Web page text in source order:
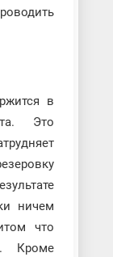
в
Это
ничем
что
Кроме